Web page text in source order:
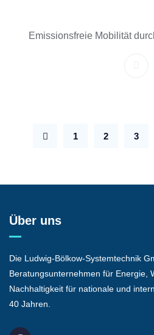
Emissionsfreie Mobilität
1 2 3
Über uns
Die Ludwig-Bölkow-Systemtechnik
Beratungsunternehmen für Energie,
Nachhaltigkeit für nationale und
40 Jahren.